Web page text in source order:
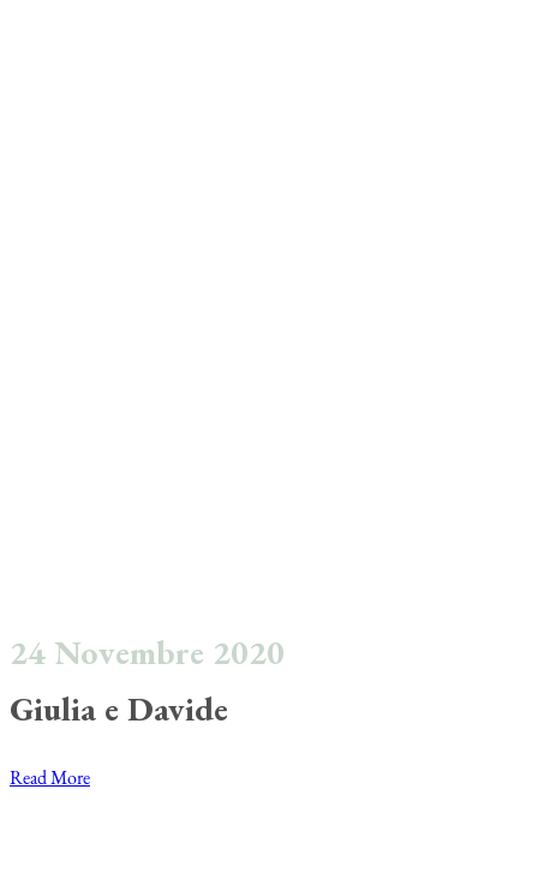
24 Novembre 2020
Giulia e Davide
Read More